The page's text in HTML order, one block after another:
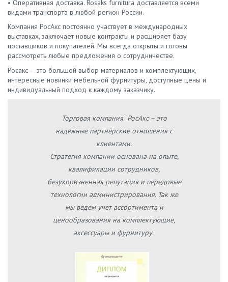
• Оперативная доставка. Rosaks furnitura доставляется всеми
видами транспорта в любой регион России.
Компания РосАкс постоянно участвует в международных
выставках, заключает новые контракты и расширяет базу
поставщиков и покупателей. Мы всегда открыты и готовы
рассмотреть любые предложения о сотрудничестве.
Росакс – это большой выбор материалов и комплектующих,
интересные новинки мебельной фурнитуры, доступные цены и
индивидуальный подход к каждому заказчику.
Торговая компания РосАкс – это
надежные партнёрские отношения с
клиентами.
Стратегия компании основана на опыте,
квалификации сотрудников,
безукоризненная репутация и передовые
технологии администрирования. Так же
мы ведем учет ассортимента и
ценообразования на комплектующие,
аксессуары и фурнитуру.